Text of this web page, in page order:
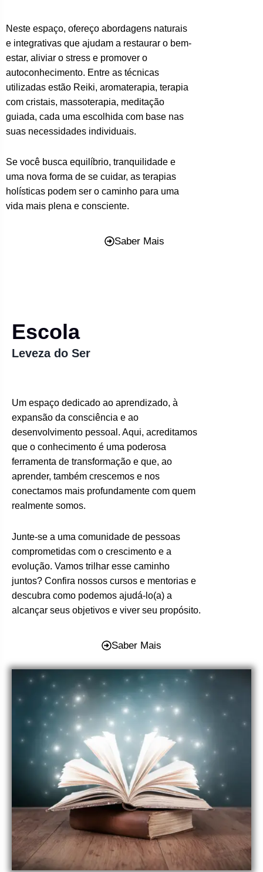
Neste espaço, ofereço abordagens naturais
e integrativas que ajudam a restaurar o bem-
estar, aliviar o stress e promover o
autoconhecimento. Entre as técnicas
utilizadas estão Reiki, aromaterapia, terapia
com cristais, massoterapia, meditação
guiada, cada uma escolhida com base nas
suas necessidades individuais.
Se você busca equilíbrio, tranquilidade e
uma nova forma de se cuidar, as terapias
holísticas podem ser o caminho para uma
vida mais plena e consciente.
Saber Mais
Escola
Leveza do Ser
Um espaço dedicado ao aprendizado, à
expansão da consciência e ao
desenvolvimento pessoal. Aqui, acreditamos
que o conhecimento é uma poderosa
ferramenta de transformação e que, ao
aprender, também crescemos e nos
conectamos mais profundamente com quem
realmente somos.
Junte-se a uma comunidade de pessoas
comprometidas com o crescimento e a
evolução. Vamos trilhar esse caminho
juntos? Confira nossos cursos e mentorias e
descubra como podemos ajudá-lo(a) a
alcançar seus objetivos e viver seu propósito.
Saber Mais